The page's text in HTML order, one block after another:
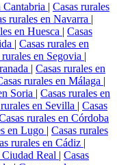
Cantabria | Casas rurales
rurales en Navarra |
en Huesca | Casas
| Casas rurales en
rurales en Segovia |
| Casas rurales en
rurales en Málaga |
Soria | Casas rurales en
en Sevilla | Casas
rurales en Córdoba
en Lugo | Casas rurales
rurales en Cádiz |
Ciudad Real | Casas